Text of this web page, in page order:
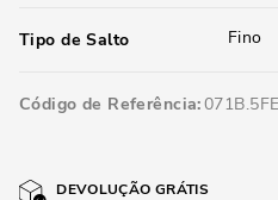
Tipo de Salto Fino
Código de Referência
DEVOLUÇÃO GRÁTIS